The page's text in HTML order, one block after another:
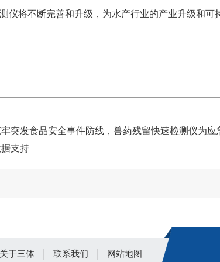
仪将不断完善和升级，为水产行业的产业升级和可
突发食品安全事件防线，兽药残留快速检测仪为应
支持
关于三体 联系我们 网站地图